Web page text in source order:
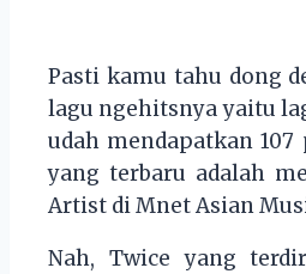
Pasti kamu tahu dong
lagu ngehitsnya yaitu
udah mendapatkan
yang terbaru adalah
Artist di Mnet Asian
Nah, Twice yang